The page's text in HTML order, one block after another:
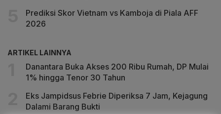
Prediksi Skor Vietnam vs Kamboja di Piala AFF
2026
ARTIKEL LAINNYA
Danantara Buka Akses 200 Ribu Rumah, DP Mulai
1% hingga Tenor 30 Tahun
Eks Jampidsus Febrie Diperiksa 7 Jam, Kejagung
Dalami Barang Bukti